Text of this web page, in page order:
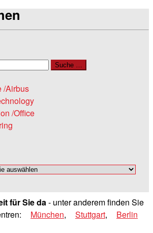
Suche …
/Airbus
/Office
für Sie da- unter anderem finden Sie
München, Stuttgart,
Berlin